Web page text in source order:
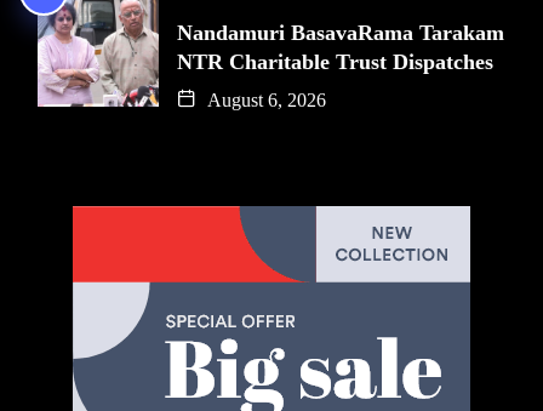
Nandamuri BasavaRama Tarakam
NTR Charitable Trust Dispatches
August 6, 2026